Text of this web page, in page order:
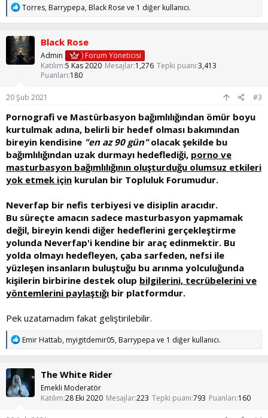
T
p
k
i
l
e
Torres,Barrypepa,Black Rose ve 1 diğer kullanıcı.
Black Rose
Admin
Forum Yöneticisi
Katılım 5 Kas 2020 Mesajlar 1,276 Tepki puanı 3,413
Puanları 180
20 Şub 2021 #3
Pornografi ve Mastürbasyon bağımlılığından ömür boyu
kurtulmak adına, belirli bir hedef olması bakımından
bireyin kendisine "en az 90 gün"olacak şekilde bu
bağımlılığından uzak durmayı hedeflediği, porno ve
masturbasyon bağımlılığının oluşturduğu olumsuz etkileri
yok etmek için kurulan bir Topluluk Forumudur.
Neverfap bir nefis terbiyesi ve disiplin aracıdır.
Bu süreçte amacın sadece masturbasyon yapmamak
değil, bireyin kendi diğer hedeflerini gerçekleştirme
yolunda Neverfap'i kendine bir araç edinmektir. Bu
yolda olmayı hedefleyen, çaba sarfeden, nefsi ile
yüzleşen insanların buluştuğu bu arınma yolculuğunda
kişilerin birbirine destek olup bilgilerini, tecrübelerini ve
yöntemlerini paylaştığı bir platformdur.
Pek uzatamadım fakat geliştirilebilir.
T
p
k
i
l
e
Emir Hattab,myigitdemir05,Barrypepa ve 1 diğer kullanıcı.
The White Rider
Emekli Moderatör
Katılım 28 Eki 2020 Mesajlar223 Tepki puanı 793 Puanları 160